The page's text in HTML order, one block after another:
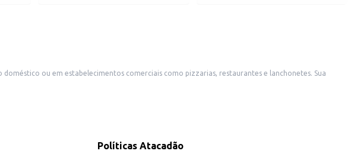
ou em estabelecimentos comerciais como pizzarias, restaurantes e lanchonetes. Sua
Seu rendimento e facilidade de preparo são diferenciais importantes para quem busca eficiência e
Políticas Atacadão